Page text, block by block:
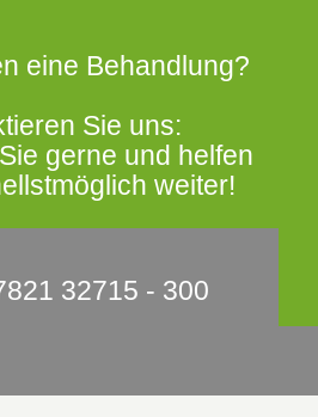
eine Behandlung?
Sie uns:
gerne und helfen
weiter!
32715 - 300